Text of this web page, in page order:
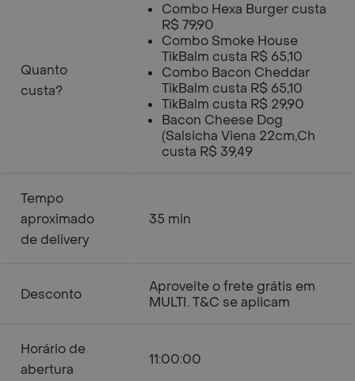
Quanto
custa?
Combo Hexa Burger custa
R$ 79,90
Combo Smoke House
TikBalm custa R$ 65,10
Combo Bacon Cheddar
TikBalm custa R$ 65,10
TikBalm custa R$ 29,90
Bacon Cheese Dog
(Salsicha Viena 22cm,Ch
custa R$ 39,49
Tempo
aproximado
de delivery
35 min
Desconto
Aproveite o frete grátis em
MULTI. T&C se aplicam
Horário de
abertura
11:00:00